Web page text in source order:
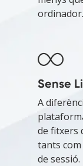
ordinador.
Sense
A
de fitxers
tants
de sessió.